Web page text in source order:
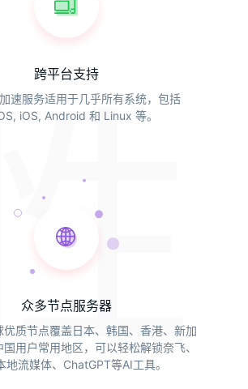
性
跨平台支持
速服务适用于几乎所有系统，包括
iOS, Android 和 Linux 等。
众多节点服务器
优质节点覆盖日本、韩国、香港、新加
用户常用地区，可以轻松解锁奈飞、
地流媒体、ChatGPT等AI工具。